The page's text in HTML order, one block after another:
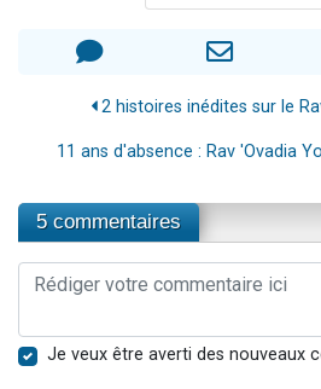
2 histoires inédites sur le
11 ans d'absence : Rav 'Ovadia
5 commentaires
Je veux être averti des nouveaux